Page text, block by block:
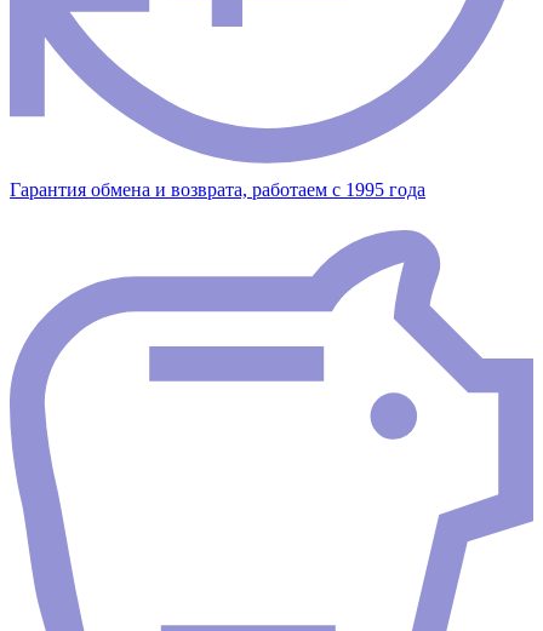
Гарантия обмена и возврата, работаем с 1995 года